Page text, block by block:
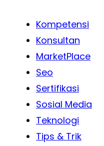
Kompetensi
Konsultan
MarketPlace
Seo
Sertifikasi
Sosial Media
Teknologi
Tips & Trik